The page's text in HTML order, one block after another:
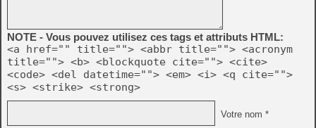
NOTE - Vous pouvez utilisez ces tags et attributs HTML:
<a href="" title=""> <abbr title=""> <acronym
title=""> <b> <blockquote cite=""> <cite>
<code> <del datetime=""> <em> <i> <q cite="">
<s> <strike> <strong>
Votre nom *